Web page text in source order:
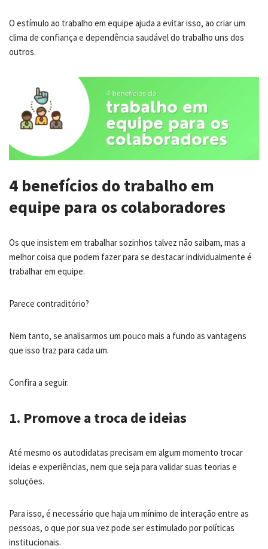
O estímulo ao trabalho em equipe ajuda a evitar isso, ao criar um
clima de confiança e dependência saudável do trabalho uns dos
outros.
4 benefícios do trabalho em
equipe para os colaboradores
Os que insistem em trabalhar sozinhos talvez não saibam, mas a
melhor coisa que podem fazer para se destacar individualmente é
trabalhar em equipe.
Parece contraditório?
Nem tanto, se analisarmos um pouco mais a fundo as vantagens
que isso traz para cada um.
Confira a seguir.
1. Promove a troca de ideias
Até mesmo os autodidatas precisam em algum momento trocar
ideias e experiências, nem que seja para validar suas teorias e
soluções.
Para isso, é necessário que haja um mínimo de interação entre as
pessoas, o que por sua vez pode ser estimulado por políticas
institucionais.